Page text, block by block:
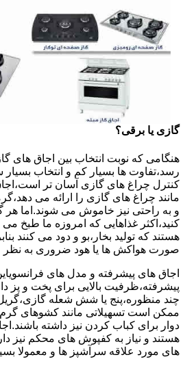
گازی یا برقی؟
هنگامی که نوبت انتخاب بین اجاق های
رسد،تفاوت ها بسیار کم و انتخاب
کنترل چراغ های گازی آسان تر
مانند چراغ های گازی را ارائه می
و به راحتی نیز خاموش می شوند.اما هر
کنید،اکثر غذاهایی که امروزه ما طبخ می
هستند که تولید بخار،بو و دود می کنند
صورت هواکش ها یا هود ضروری به
اجاق های پیشرفته و مدل های
پیشرفته،ظرفیت بالایی برای پخت و پز
چند منظوره،پنج یا شش شعله
ممکن است تسهیلاتی مانند کشوهای گرم
دوار برای کباب کردن نیز داشته
هستند و نیاز به کفپوش های محکم نیز
های مورد علاقه سرآشپز ها و معمولا